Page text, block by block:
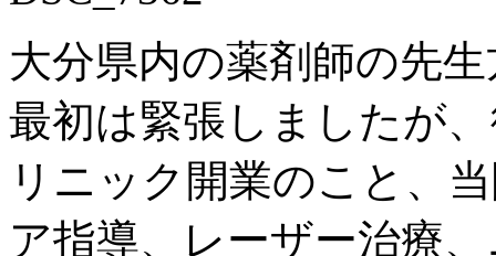
大分県内の薬剤師の先
最初は緊張しましたが
リニック開業のこと、
ア指導、レーザー治療